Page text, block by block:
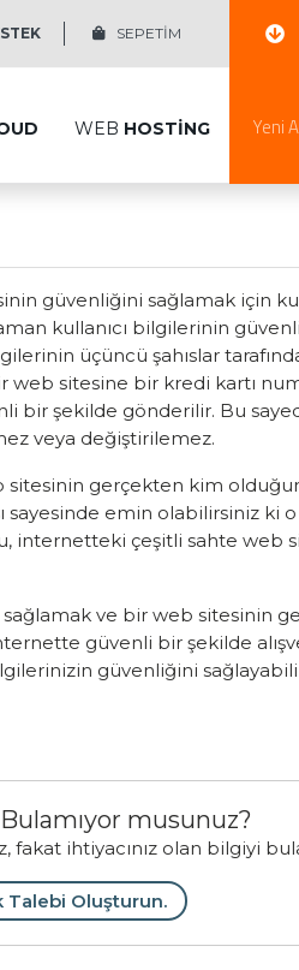
SEPETİM
WEB HOSTİNG
güvenliğini sağlamak için
kullanıcı bilgilerinin
üçüncü şahıslar
sitesine bir kredi kartı
bir şekilde gönderilir. Bu
veya değiştirilemez.
sitesinin gerçekten kim
sayesinde emin olabilirsiniz ki
internetteki çeşitli sahte web
sağlamak ve bir web sitesinin
güvenli bir şekilde
güvenliğini
Bulamıyor musunuz?
fakat ihtiyacınız olan bilgiyi
Talebi Oluşturun.